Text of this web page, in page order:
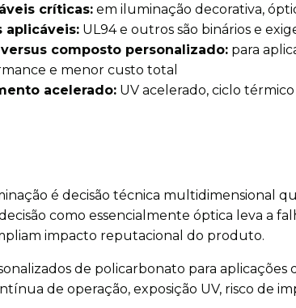
críticas: em iluminação decorativa,
aplicáveis: UL94 e outros são binários e
composto personalizado: para
e menor custo total
acelerado: UV acelerado, ciclo
é decisão técnica multidimensional
como essencialmente óptica leva a
impacto reputacional do produto.
de policarbonato para
de operação, exposição UV, risco de